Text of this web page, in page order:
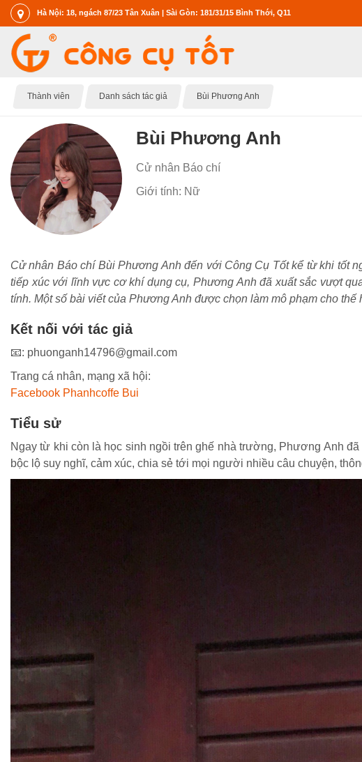
Hà Nội: 18, ngách 87/23 Tân Xuân | Sài Gòn: 181/31/15 Bình Thới, Q11
Thành viên Danh sách tác giả Bùi Phương Anh
Bùi Phương Anh
Cử nhân Báo chí
Giới tính: Nữ
Cử nhân Báo chí Bùi Phương Anh đến với Công Cụ Tốt kể từ khi tốt
tiếp xúc với lĩnh vực cơ khí dụng cụ, Phương Anh đã xuất sắc vượt
tính. Một số bài viết của Phương Anh được chọn làm mô phạm cho thế
Kết nối với tác giả
📧: phuonganh14796@gmail.com
Trang cá nhân, mạng xã hội:
Facebook Phanhcoffe Bui
Tiểu sử
Ngay từ khi còn là học sinh ngồi trên ghế nhà trường, Phương Anh
bộc lộ suy nghĩ, cảm xúc, chia sẻ tới mọi người nhiều câu chuyện,